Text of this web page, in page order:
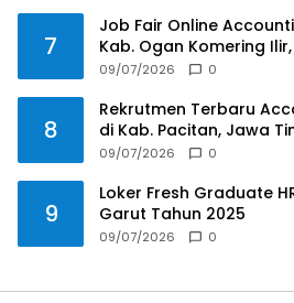
7
Job Fair Online
Kab. Ogan Komering
Tahun 2025
09/07/2026 0
8
Rekrutmen Terbaru
di Kab. Pacitan, Jawa
09/07/2026 0
9
Loker Fresh Graduate
Garut Tahun 2025
09/07/2026 0